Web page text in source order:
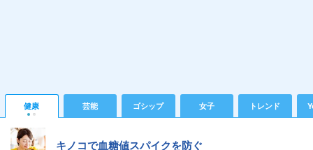
健康 芸能 ゴシップ 女子 トレンド
キノコで血糖値スパイクを防ぐ